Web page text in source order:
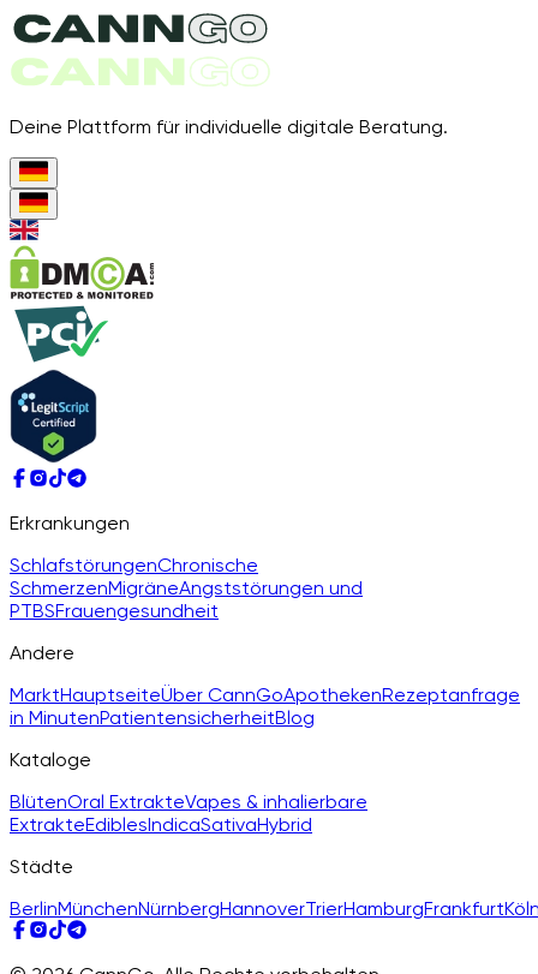
Deine Plattform für individuelle digitale Beratung.
Erkrankungen
SchlafstörungenChronische
SchmerzenMigräneAngststörungen und
PTBSFrauengesundheit
Andere
MarktHauptseiteÜber CannGoApothekenRezeptanfrage
in MinutenPatientensicherheitBlog
Kataloge
BlütenOral ExtrakteVapes & inhalierbare
ExtrakteEdiblesIndicaSativaHybrid
Städte
BerlinMünchenNürnbergHannoverTrierHamburgFrankfurt